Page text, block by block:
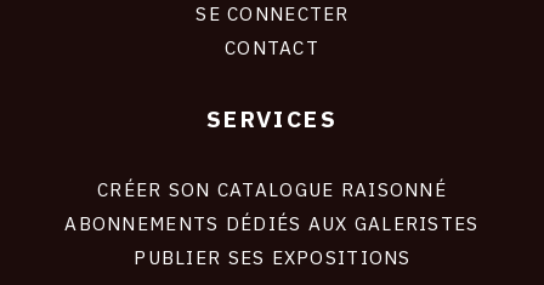
SE CONNECTER
CONTACT
SERVICES
CRÉER SON CATALOGUE RAISONNÉ
ABONNEMENTS DÉDIÉS AUX GALERISTES
PUBLIER SES EXPOSITIONS